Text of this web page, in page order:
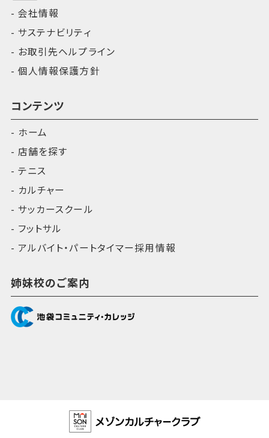
会社情報
サステナビリティ
お取引先ヘルプライン
個人情報保護方針
コンテンツ
ホーム
店舗を探す
テニス
カルチャー
サッカースクール
フットサル
アルバイト・パートタイマー採用情報
姉妹校のご案内